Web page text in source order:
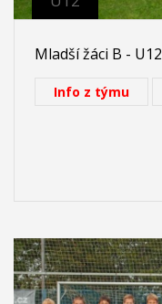
Mladší žáci B - U12
Info z týmu